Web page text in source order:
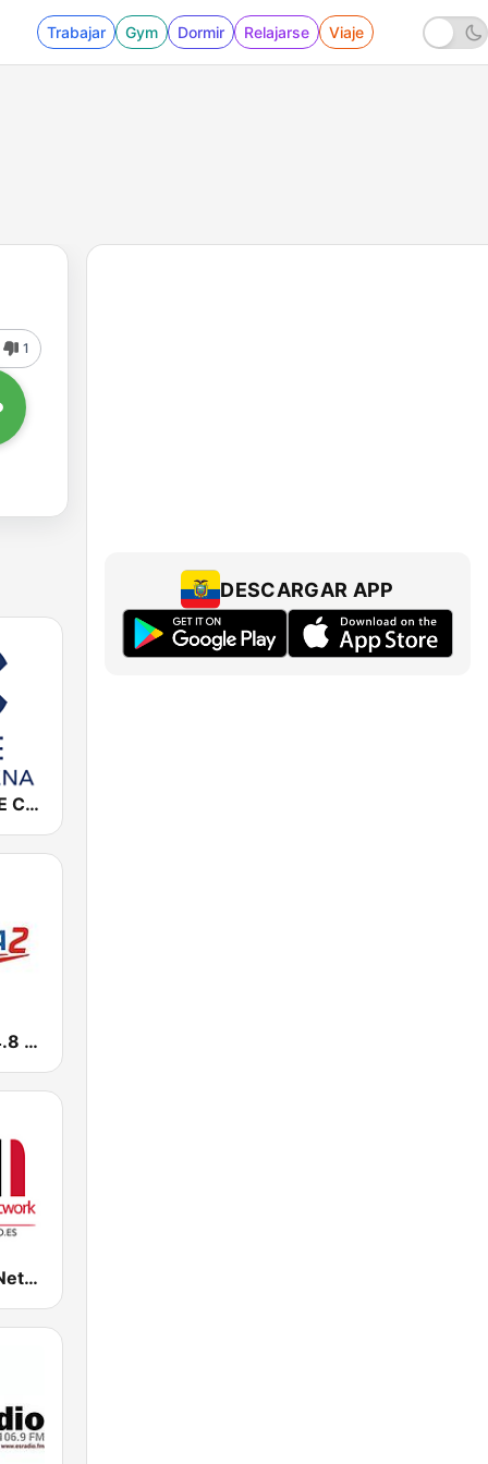
Trabajar Gym Dormir Relajarse Viaje
1
Cadena COPE Cartagena
Europa 2 104.8 FM
Radio Radio Network
DESCARGAR APP